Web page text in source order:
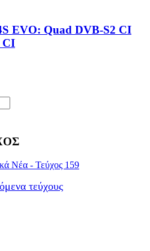
EVO: Quad DVB-S2 CI
CI
τεύχους